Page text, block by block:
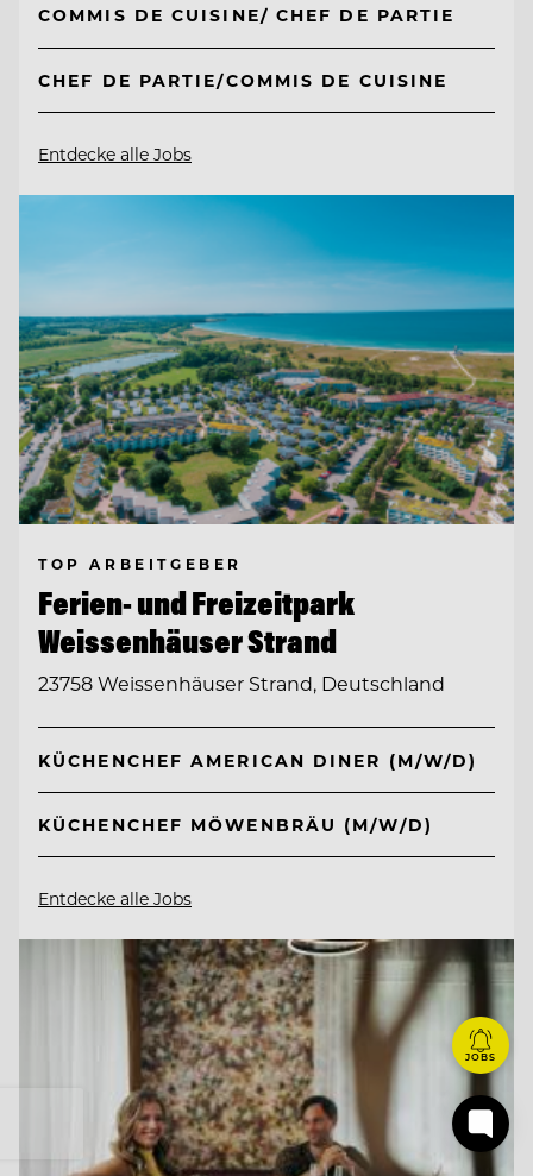
COMMIS DE CUISINE/ CHEF DE PARTIE
CHEF DE PARTIE/COMMIS DE CUISINE
Entdecke alle Jobs
TOP ARBEITGEBER
Ferien- und Freizeitpark
Weissenhäuser Strand
23758 Weissenhäuser Strand, Deutschland
KÜCHENCHEF AMERICAN DINER (M/W/D)
KÜCHENCHEF MÖWENBRÄU (M/W/D)
Entdecke alle Jobs
JOBS